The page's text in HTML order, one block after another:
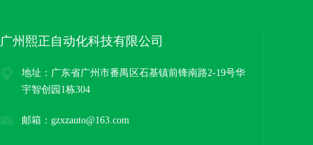
广州熙正自动化科技有限公司
地址：广东省广州市番禺区石基镇前锋南路2-19号华
宇智创园1栋304
邮箱：gzxzauto@163.com